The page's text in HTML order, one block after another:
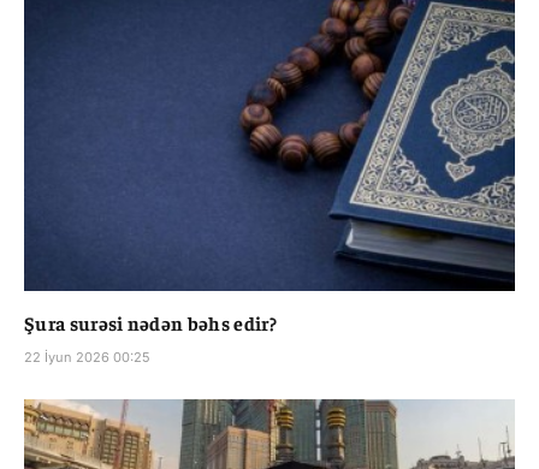
Şura surəsi nədən bəhs edir?
22 İyun 2026 00:25